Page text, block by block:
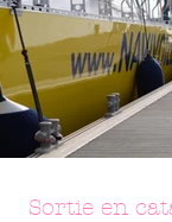
Sortie en